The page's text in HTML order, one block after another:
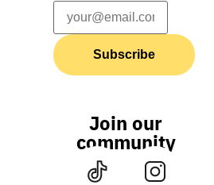
Subscribe
Join our
community